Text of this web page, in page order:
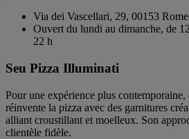
Via dei Vascellari, 29, 00153 Rome
Ouvert du lundi au dimanche, de
22 h
Seu Pizza Illuminati
Pour une expérience plus contemporaine,
réinvente la pizza avec des garnitures
alliant croustillant et moelleux. Son
clientèle fidèle.